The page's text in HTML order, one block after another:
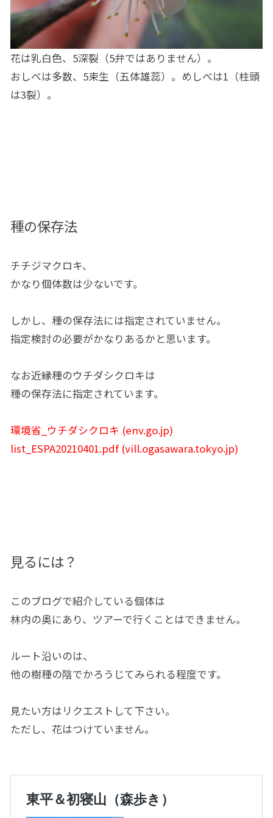
花は乳白色、5深裂（5弁ではありません）。
おしべは多数、5束生（五体雄蕊）。めしべは1（柱頭
は3裂）。
種の保存法
チチジマクロキ、
かなり個体数は少ないです。
しかし、種の保存法には指定されていません。
指定検討の必要がかなりあるかと思います。
なお近縁種のウチダシクロキは
種の保存法に指定されています。
環境省_ウチダシクロキ (env.go.jp)
list_ESPA20210401.pdf (vill.ogasawara.tokyo.jp)
見るには？
このブログで紹介している個体は
林内の奥にあり、ツアーで行くことはできません。
ルート沿いのは、
他の樹種の陰でかろうじてみられる程度です。
見たい方はリクエストして下さい。
ただし、花はつけていません。